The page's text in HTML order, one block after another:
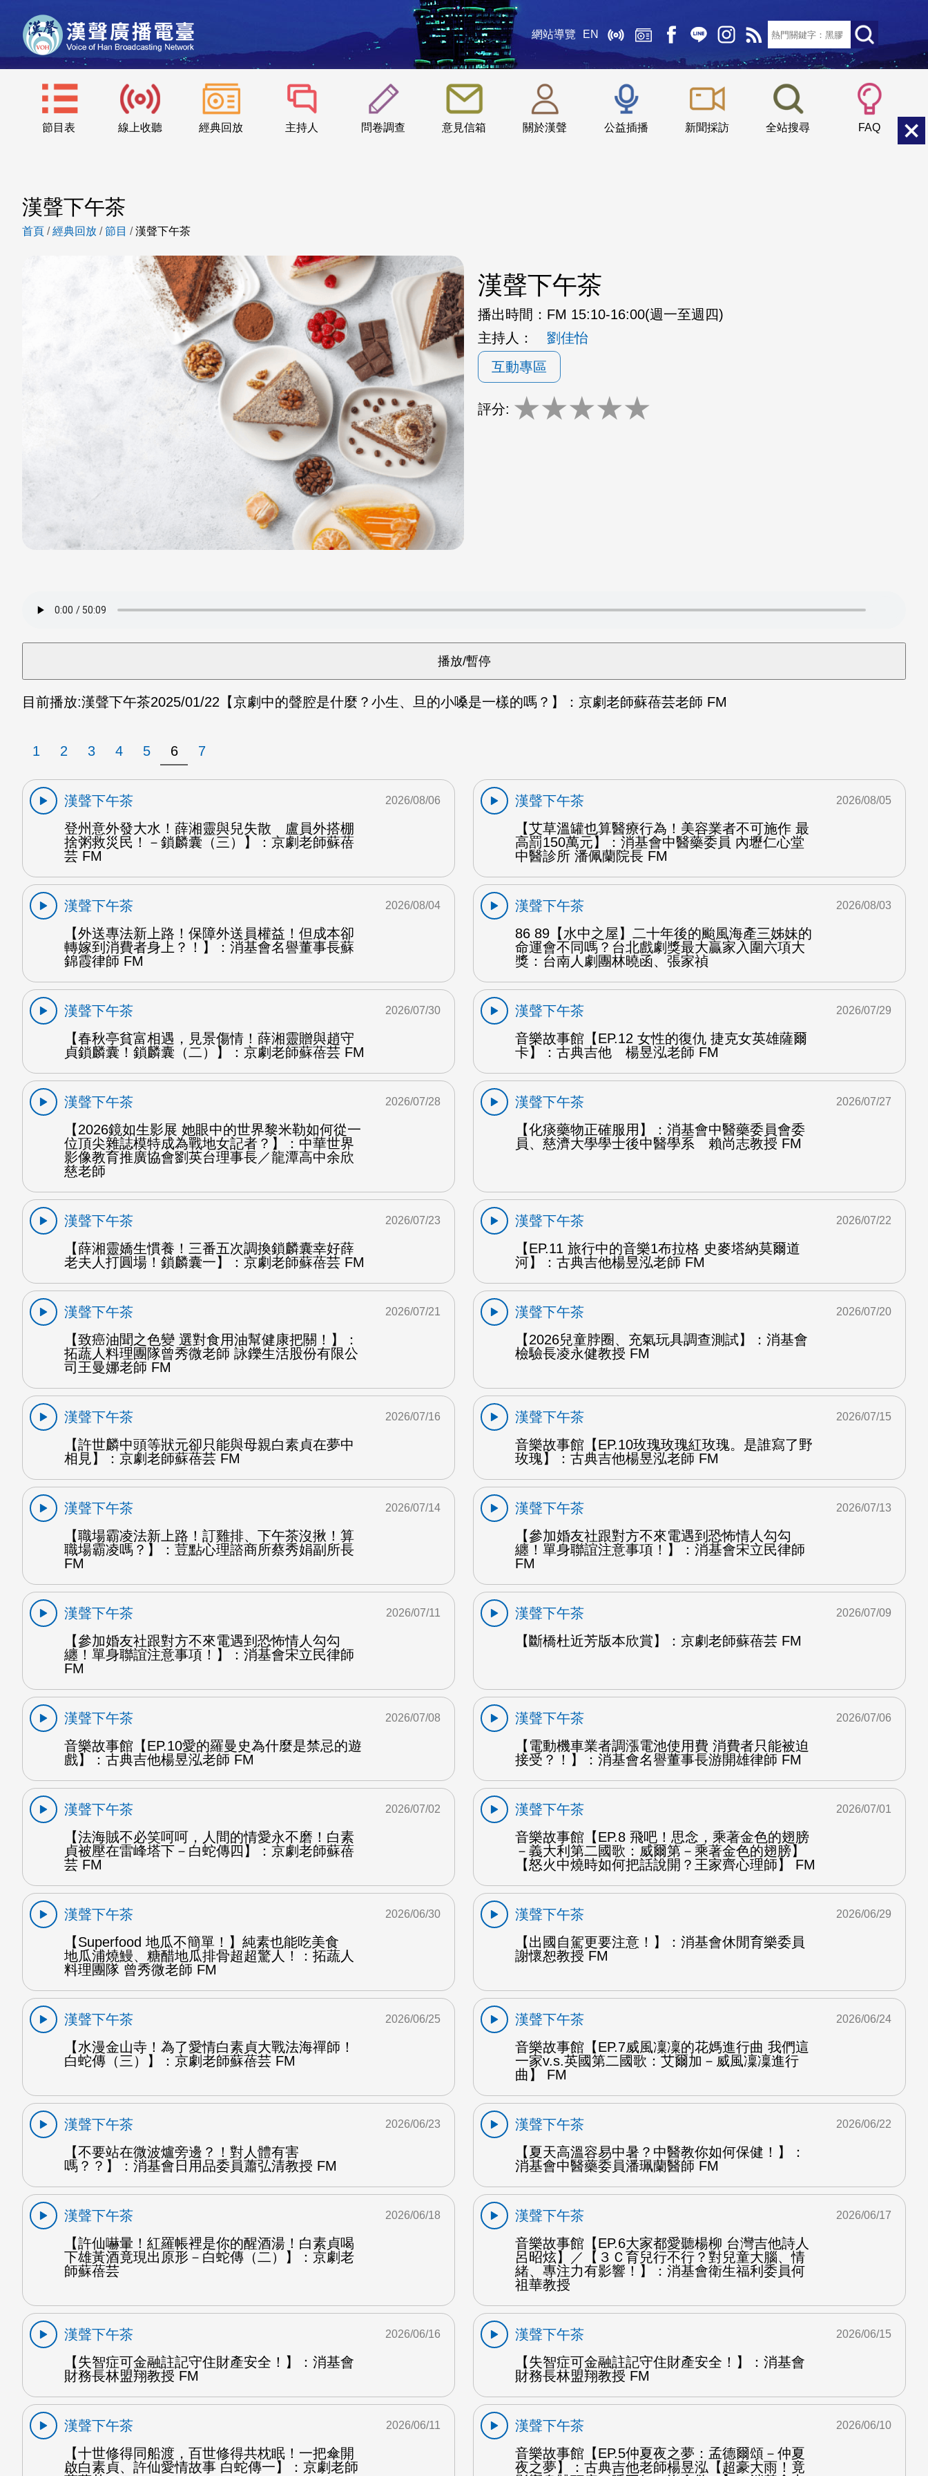
網站導覽 EN
節目表 線上收聽 經典回放 主持人 問卷調查 意見信箱 關於漢聲 公益插播 新聞採訪 全站搜尋 FAQ
::: 小 中
漢聲下午茶
首頁 /經典回放 /節目 /漢聲下午茶
漢聲下午茶
播出時間： FM 15:10-16:00(週一至週四)
主持人：
劉佳怡
互動專區
評分: ★★★★★
目前播放:漢聲下午茶2025/01/22 【京劇中的聲腔是什麼？小生、旦的小嗓是一樣的嗎？】：京劇老師蘇蓓芸老師 FM
1 2 3 4 5 6 7
漢聲下午茶
登州意外發大水！薛湘靈與兒失散 盧員外搭棚
捨粥救災民！－鎖麟囊（三）】：京劇老師蘇蓓
芸 FM
2026/08/06
漢聲下午茶
【艾草溫罐也算醫療行為！美容業者不可施作 最
高罰150萬元】：消基會中醫藥委員 內壢仁心堂
中醫診所 潘佩蘭院長 FM
2026/08/05
漢聲下午茶
【外送專法新上路！保障外送員權益！但成本卻
轉嫁到消費者身上？！】：消基會名譽董事長蘇
錦霞律師 FM
2026/08/04
漢聲下午茶
86 89【水中之屋】二十年後的颱風海產三姊妹的
命運會不同嗎？台北戲劇獎最大贏家入圍六項大
獎：台南人劇團林曉函、張家禎
2026/08/03
漢聲下午茶
【春秋亭貧富相遇，見景傷情！薛湘靈贈與趙守
貞鎖麟囊！鎖麟囊（二）】：京劇老師蘇蓓芸 FM
2026/07/30
漢聲下午茶
音樂故事館【EP.12 女性的復仇 捷克女英雄薩爾
卡】：古典吉他 楊昱泓老師 FM
2026/07/29
漢聲下午茶
【2026鏡如生影展 她眼中的世界黎米勒如何從一
位頂尖雜誌模特成為戰地女記者？】：中華世界
影像教育推廣協會劉英台理事長／龍潭高中余欣
慈老師
2026/07/28
漢聲下午茶
【化痰藥物正確服用】：消基會中醫藥委員會委
員、慈濟大學學士後中醫學系 賴尚志教授 FM
2026/07/27
漢聲下午茶
【薛湘靈嬌生慣養！三番五次調換鎖麟囊幸好薛
老夫人打圓場！鎖麟囊一】：京劇老師蘇蓓芸 FM
2026/07/23
漢聲下午茶
【EP.11 旅行中的音樂1布拉格 史麥塔納莫爾道
河】：古典吉他楊昱泓老師 FM
2026/07/22
漢聲下午茶
【致癌油聞之色變 選對食用油幫健康把關！】：
拓蔬人料理團隊曾秀微老師 詠鑠生活股份有限公
司王曼娜老師 FM
2026/07/21
漢聲下午茶
【2026兒童脖圈、充氣玩具調查測試】：消基會
檢驗長凌永健教授 FM
2026/07/20
漢聲下午茶
【許世麟中頭等狀元卻只能與母親白素貞在夢中
相見】：京劇老師蘇蓓芸 FM
2026/07/16
漢聲下午茶
音樂故事館【EP.10玫瑰玫瑰紅玫瑰。是誰寫了野
玫瑰】：古典吉他楊昱泓老師 FM
2026/07/15
漢聲下午茶
【職場霸凌法新上路！訂雞排、下午茶沒揪！算
職場霸凌嗎？】：荳點心理諮商所蔡秀娟副所長
FM
2026/07/14
漢聲下午茶
【參加婚友社跟對方不來電遇到恐怖情人勾勾
纏！單身聯誼注意事項！】：消基會宋立民律師
FM
2026/07/13
漢聲下午茶
【參加婚友社跟對方不來電遇到恐怖情人勾勾
纏！單身聯誼注意事項！】：消基會宋立民律師
FM
2026/07/11
漢聲下午茶
【斷橋杜近芳版本欣賞】：京劇老師蘇蓓芸 FM
2026/07/09
漢聲下午茶
音樂故事館【EP.10愛的羅曼史為什麼是禁忌的遊
戲】：古典吉他楊昱泓老師 FM
2026/07/08
漢聲下午茶
【電動機車業者調漲電池使用費 消費者只能被迫
接受？！】：消基會名譽董事長游開雄律師 FM
2026/07/06
漢聲下午茶
【法海賊不必笑呵呵，人間的情愛永不磨！白素
貞被壓在雷峰塔下－白蛇傳四】：京劇老師蘇蓓
芸 FM
2026/07/02
漢聲下午茶
音樂故事館【EP.8 飛吧！思念，乘著金色的翅膀
－義大利第二國歌：威爾第－乘著金色的翅膀】
【怒火中燒時如何把話說開？王家齊心理師】 FM
2026/07/01
漢聲下午茶
【Superfood 地瓜不簡單！】純素也能吃美食
地瓜浦燒鰻、糖醋地瓜排骨超超驚人！：拓蔬人
料理團隊 曾秀微老師 FM
2026/06/30
漢聲下午茶
【出國自駕更要注意！】：消基會休閒育樂委員
謝懷恕教授 FM
2026/06/29
漢聲下午茶
【水漫金山寺！為了愛情白素貞大戰法海禪師！
白蛇傳（三）】：京劇老師蘇蓓芸 FM
2026/06/25
漢聲下午茶
音樂故事館【EP.7威風凜凜的花媽進行曲 我們這
一家v.s.英國第二國歌：艾爾加－威風凜凜進行
曲】 FM
2026/06/24
漢聲下午茶
【不要站在微波爐旁邊？！對人體有害
嗎？？】：消基會日用品委員蕭弘清教授 FM
2026/06/23
漢聲下午茶
【夏天高溫容易中暑？中醫教你如何保健！】：
消基會中醫藥委員潘珮蘭醫師 FM
2026/06/22
漢聲下午茶
【許仙嚇暈！紅羅帳裡是你的醒酒湯！白素貞喝
下雄黃酒竟現出原形－白蛇傳（二）】：京劇老
師蘇蓓芸
2026/06/18
漢聲下午茶
音樂故事館【EP.6大家都愛聽楊柳 台灣吉他詩人
呂昭炫】／【３Ｃ育兒行不行？對兒童大腦、情
緒、專注力有影響！】：消基會衛生福利委員何
祖華教授
2026/06/17
漢聲下午茶
【失智症可金融註記守住財產安全！】：消基會
財務長林盟翔教授 FM
2026/06/16
漢聲下午茶
【失智症可金融註記守住財產安全！】：消基會
財務長林盟翔教授 FM
2026/06/15
漢聲下午茶
【十世修得同船渡，百世修得共枕眠！一把傘開
啟白素貞、許仙愛情故事 白蛇傳一】：京劇老師
2026/06/11
漢聲下午茶
音樂故事館【EP.5仲夏夜之夢：孟德爾頌－仲夏
夜之夢】：古典吉他老師楊昱泓【超豪大雨！竟
2026/06/10